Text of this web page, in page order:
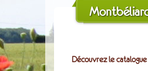
Découvrez le